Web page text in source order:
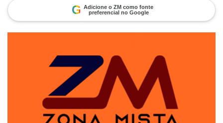
mail
G Adicione o ZM como fonte
preferencial no Google